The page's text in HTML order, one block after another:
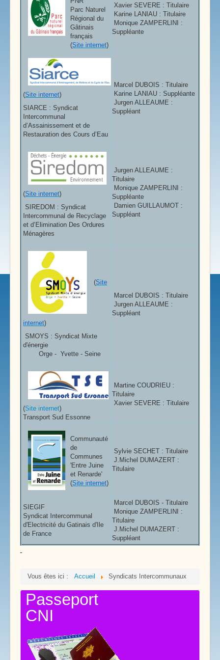
Parc Naturel
Régional du
Gâtinais
français
(Site internet)
Xavier SEVERE : Titulaire
Karine LANIAU : Titulaire
Monique ZAMPERLINI :
Suppléante
(Site internet)
SIARCE : Syndicat
Intercommunal
d’Assainissement et de
Restauration des Cours d’Eau
Marcel DUBOIS : Titulaire
Karine LANIAU : Suppléante
Jurgen ALLEAUME :
Suppléant
(Site internet)
SIREDOM : Syndicat
Intercommunal de Recyclage
et d’Elimination Des Ordures
Ménagères
Jurgen ALLEAUME :
Titulaire
Monique ZAMPERLINI :
Suppléante
Damien GUILLAUMOT :
Suppléant
(Site
internet)
SMOYS : Syndicat Mixte
d'énergie
Orge - Yvette - Seine
Marcel DUBOIS : Titulaire
Jurgen ALLEAUME :
Suppléant
(Site internet)
Transport Sud Essonne
Martine COUDRIEU :
Titulaire
Xavier SEVERE : Titulaire
Communauté
de
Communes
'Entre Juine
et Renarde'
(Site internet)
Sylvie SECHET : Titulaire
J.Michel DUMAZERT :
Titulaire
SIEGIF
Syndicat Intercommunal
d'Electricité du Gatinais d'Ile
de France
Marcel DUBOIS - Titulaire
Monique ZAMPERLINI :
Titulaire
J.Michel DUMAZERT :
Suppléant
Vous êtes ici : Accueil Syndicats Intercommunaux
Passeport
CNI